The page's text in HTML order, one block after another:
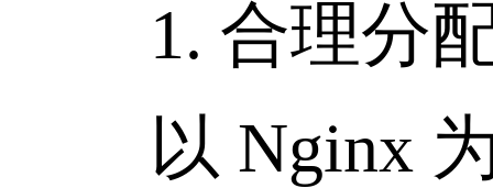
1. 合理分配
以 Nginx